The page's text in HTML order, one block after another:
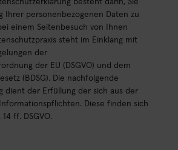
besteht darin, Sie
Ihrer personenbezogenen Daten zu
einem Seitenbesuch von Ihnen
steht im Einklang mit
der
der EU (DSGVO) und dem
(BDSG). Die nachfolgende
dient der Erfüllung der sich aus der
Diese finden sich
ff. DSGVO.